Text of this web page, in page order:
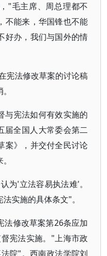
"毛主席、周总理都不
不能来，华国锋也不能
好办，我们与国外的情
宪法修改草案的讨论稿
与宪法如何有效实施的
届全国人大常委会第二
案》，并交付全民讨论
为'立法容易执法难'。
实施的具体条文"。
法修改草案第26条应加
宪法实施。"上海市政
院"。西南政法学院刘